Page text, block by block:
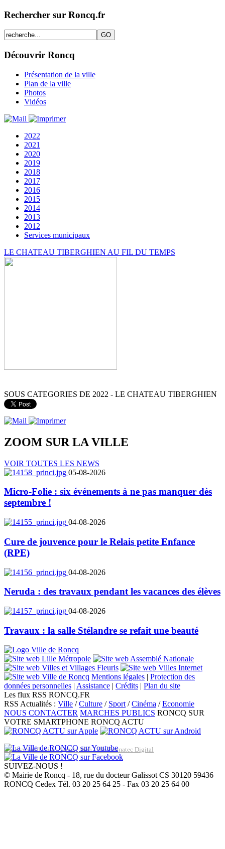
Rechercher sur Roncq.fr
Découvrir Roncq
Présentation de la ville
Plan de la ville
Photos
Vidéos
2022
2021
2020
2019
2018
2017
2016
2015
2014
2013
2012
Services municipaux
LE CHATEAU TIBERGHIEN AU FIL DU TEMPS
SOUS CATEGORIES DE 2022 - LE CHATEAU TIBERGHIEN
ZOOM SUR LA VILLE
VOIR TOUTES LES NEWS
05-08-2026
Micro-Folie : six événements à ne pas manquer dès
septembre !
04-08-2026
Cure de jouvence pour le Relais petite Enfance
(RPE)
04-08-2026
Neruda : des travaux pendant les vacances des élèves
04-08-2026
Travaux : la salle Stélandre se refait une beauté
Mentions légales | Protection des
données personnelles | Assistance | Crédits | Plan du site
Les flux RSS RONCQ.FR
RSS Actualités : Ville /Culture / Sport/Cinéma /Economie
NOUS CONTACTER MARCHES PUBLICS RONCQ SUR
VOTRE SMARTPHONE RONCQ ACTU
Réalisation du site: Agence Web Lille Promatec Digital
SUIVEZ-NOUS !
© Mairie de Roncq - 18, rue du docteur Galissot CS 30120 59436
RONCQ Cedex Tél. 03 20 25 64 25 - Fax 03 20 25 64 00